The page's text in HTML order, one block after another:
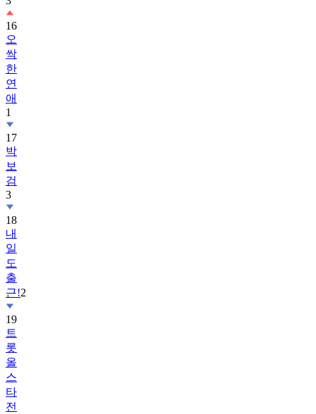
16
오
싹
한
연
애
1
17
박
보
검
3
18
내
일
도
출
근!2
19
트
롯
올
스
타
전